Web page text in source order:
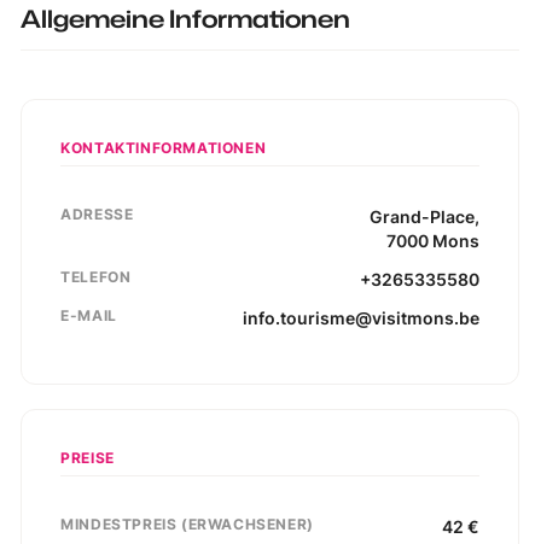
Allgemeine Informationen
KONTAKTINFORMATIONEN
ADRESSE Grand-Place,
7000 Mons
TELEFON +3265335580
E-MAIL info.tourisme@visitmons.be
PREISE
MINDESTPREIS (ERWACHSENER) 42 €